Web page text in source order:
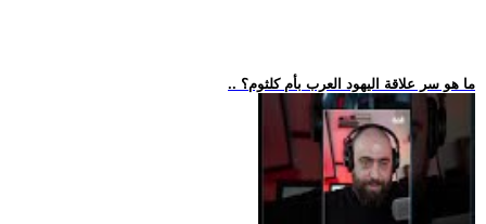
.. ما هو سر علاقة اليهود العرب بأم كلثوم؟